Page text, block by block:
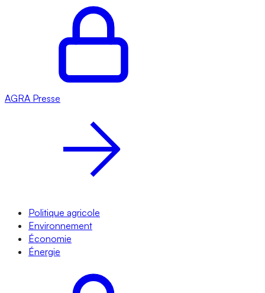
AGRA Presse
Politique agricole
Environnement
Économie
Énergie